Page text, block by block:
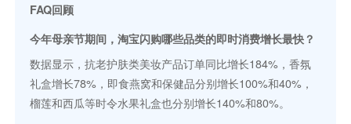
FAQ回顾
今年母亲节期间，淘宝闪购哪些品类的即时消费增长最快？
数据显示，抗老护肤类美妆产品订单同比增长184%，香氛
礼盒增长78%，即食燕窝和保健品分别增长100%和40%，
榴莲和西瓜等时令水果礼盒也分别增长140%和80%。